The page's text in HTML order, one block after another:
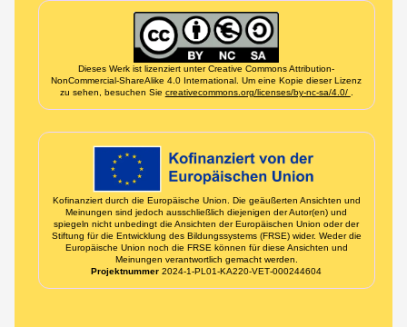
Informação de créditos e financiamento
Dieses Werk ist lizenziert unter Creative Commons Attribution-
NonCommercial-ShareAlike 4.0 International. Um eine Kopie dieser Lizenz
zu sehen, besuchen Sie creativecommons.org/licenses/by-nc-sa/4.0/
Kofinanziert durch die Europäische Union. Die geäußerten Ansichten und
Meinungen sind jedoch ausschließlich diejenigen der Autor(en) und
spiegeln nicht unbedingt die Ansichten der Europäischen Union oder der
Stiftung für die Entwicklung des Bildungssystems (FRSE) wider. Weder die
Europäische Union noch die FRSE können für diese Ansichten und
Meinungen verantwortlich gemacht werden.
Projektnummer 2024‑1‑PL01‑KA220‑VET‑000244604